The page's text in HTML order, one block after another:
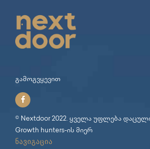
გამოგვყევით
© Nextdoor 2022. ყველა უფლება
Growth hunters-ის მიერ
ნავიგაცია